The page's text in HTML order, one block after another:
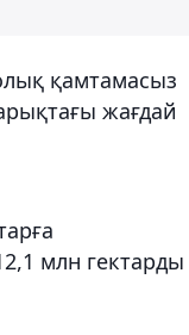
қамтамасыз
жағдай
млн гектарды